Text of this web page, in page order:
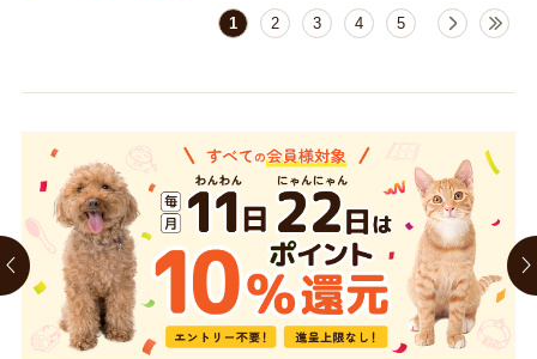
1 2 3 4 5